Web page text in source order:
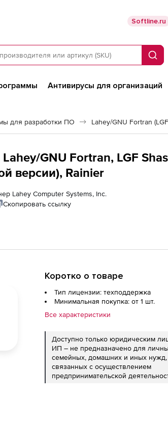
Softline.ru
Поиск
Антивирусы для организаций
для разработки ПО Lahey/GNU Fortran
GNU Fortran, LGF
версии), Rainier
Lahey Computer Systems, Inc.
Скопировать ссылку
Коротко о товаре
Тип лицензии: техподдержка
Минимальная покупка: от 1 шт.
Все характеристики
Доступно только юридическим
ИП – не предназначено для
семейных, домашних и иных
связанных с осуществлением
предпринимательской